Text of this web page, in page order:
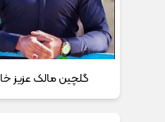
گلچین مالک عزیز